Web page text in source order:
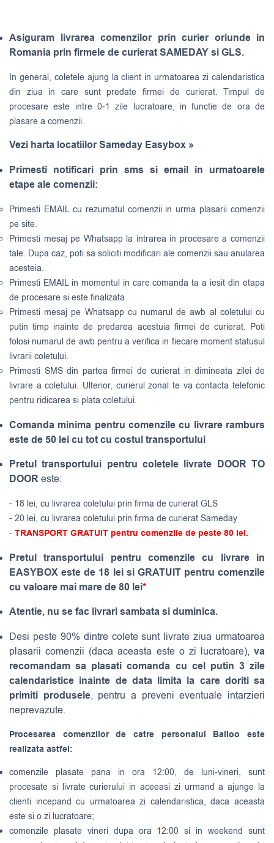
Asiguram livrarea comenzilor prin curier oriunde in
Romania prin firmele de curierat SAMEDAY si GLS.
In general, coletele ajung la client in urmatoarea zi calendaristica
din ziua in care sunt predate firmei de curierat. Timpul de
procesare este intre 0-1 zile lucratoare, in functie de ora de
plasare a comenzii.
Vezi harta locatiilor Sameday Easybox »
Primesti notificari prin sms si email in urmatoarele
etape ale comenzii:
Primesti EMAIL cu rezumatul comenzii in urma plasarii comenzii
pe site.
Primesti mesaj pe Whatsapp la intrarea in procesare a comenzii
tale. Dupa caz, poti sa soliciti modificari ale comenzii sau anularea
acesteia.
Primesti EMAIL in momentul in care comanda ta a iesit din etapa
de procesare si este finalizata.
Primesti mesaj pe Whatsapp cu numarul de awb al coletului cu
putin timp inainte de predarea acestuia firmei de curierat. Poti
folosi numarul de awb pentru a verifica in fiecare moment statusul
livrarii coletului.
Primesti SMS din partea firmei de curierat in dimineata zilei de
livrare a coletului. Ulterior, curierul zonal te va contacta telefonic
pentru ridicarea si plata coletului.
Comanda minima pentru comenzile cu livrare ramburs
este de 50 lei cu tot cu costul transportului
Pretul transportului pentru coletele livrate DOOR TO
DOOReste:
- 18 lei, cu livrarea coletului prin firma de curierat GLS
- 20 lei, cu livrarea coletului prin firma de curierat Sameday
- TRANSPORT GRATUIT pentru comenzile de peste 80 lei.
Pretul transportului pentru comenzile cu livrare in
EASYBOX este de 18 lei si GRATUIT pentru comenzile
cu valoare mai mare de 80 lei*
Atentie, nu se fac livrari sambata si duminica.
Desi peste 90% dintre colete sunt livrate ziua urmatoarea
plasarii comenzii (daca aceasta este o zi lucratoare), va
recomandam sa plasati comanda cu cel putin 3 zile
calendaristice inainte de data limita la care doriti sa
primiti produsele, pentru a preveni eventuale intarzieri
neprevazute.
Procesarea comenzilor de catre personalul Balloo este
realizata astfel:
comenzile plasate pana in ora 12:00, de luni-vineri, sunt
procesate si livrate curierului in aceeasi zi urmand a ajunge la
clienti incepand cu urmatoarea zi calendaristica, daca aceasta
este si o zi lucratoare;
comenzile plasate vineri dupa ora 12:00 si in weekend sunt